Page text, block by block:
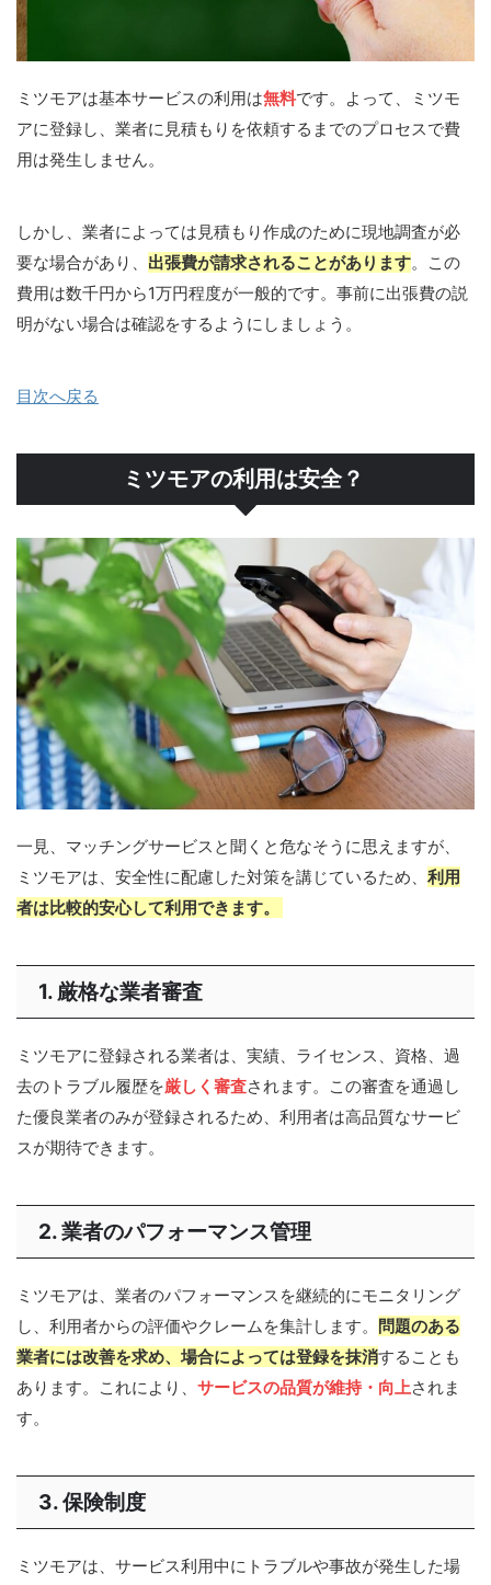
ミツモアは基本サービスの利用は無料です。よって、ミツモ
アに登録し、業者に見積もりを依頼するまでのプロセスで費
用は発生しません。
しかし、業者によっては見積もり作成のために現地調査が必
要な場合があり、 出張費が請求されることがあります。この
費用は数千円から1万円程度が一般的です。事前に出張費の説
明がない場合は確認をするようにしましょう。
目次へ戻る
ミツモアの利用は安全？
一見、マッチングサービスと聞くと危なそうに思えますが、
ミツモアは、安全性に配慮した対策を講じているため、 利用
者は比較的安心して利用できます。
1. 厳格な業者審査
ミツモアに登録される業者は、実績、ライセンス、資格、過
去のトラブル履歴を厳しく審査されます。この審査を通過し
た優良業者のみが登録されるため、利用者は高品質なサービ
スが期待できます。
2. 業者のパフォーマンス管理
ミツモアは、業者のパフォーマンスを継続的にモニタリング
し、利用者からの評価やクレームを集計します。 問題のある
業者には改善を求め、場合によっては登録を抹消することも
あります。これにより、 サービスの品質が維持・向上されま
す。
3. 保険制度
ミツモアは、サービス利用中にトラブルや事故が発生した場